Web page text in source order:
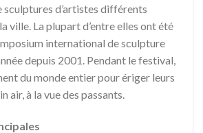
sculptures d’artistes différents
ville. La plupart d’entre elles ont été
international de sculpture
depuis 2001. Pendant le festival,
du monde entier pour ériger leurs
air, à la vue des passants.